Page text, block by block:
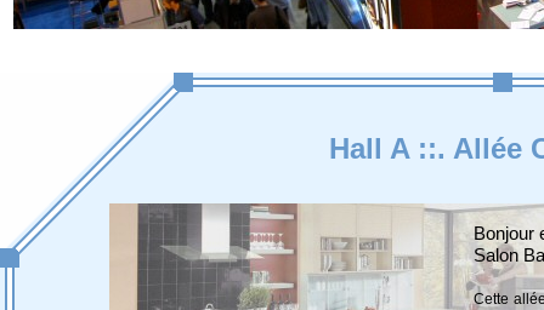
Hall A ::. Allée
Bonjour
Salon
Cette